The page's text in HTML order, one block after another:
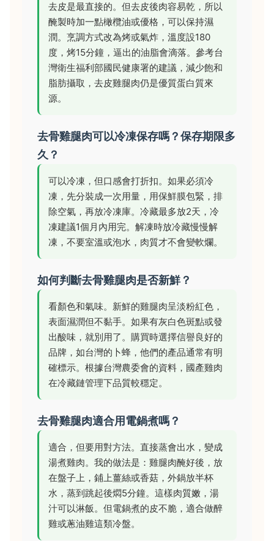
去皮是最直接的。但去皮後肉容易乾，所以
醃製時加一點橄欖油或優格，可以保持濕
潤。烹調方式改為烤或氣炸，溫度設180
度，烤15分鐘，逼出的油脂會滴落。參考台
灣衛生福利部國民健康署的建議，減少飽和
脂肪攝取，去皮雞腿肉仍是優質蛋白質來
源。
去骨雞腿肉可以冷凍保存嗎？保存期限多
久？
可以冷凍，但口感會打折扣。如果必須冷
凍，先分裝成一次用量，用保鮮膜包緊，排
除空氣，再放冷凍庫。冷藏最多放2天，冷
凍建議1個月內用完。解凍時放冷藏慢慢解
凍，不要室溫或泡水，肉質才不會變軟爛。
如何判斷去骨雞腿肉是否新鮮？
看顏色和氣味。新鮮的雞腿肉呈淡粉紅色，
表面濕潤但不黏手。如果有灰白色斑點或發
出酸味，就別用了。購買時選擇信譽良好的
品牌，如台灣的卜蜂，他們的產品通常有明
確標示。根據台灣農委會的資料，國產雞肉
在冷藏鏈管理下品質較穩定。
去骨雞腿肉適合用電鍋煮嗎？
適合，但要用對方法。直接蒸會出水，變成
湯煮雞肉。我的做法是：雞腿肉醃好後，放
在盤子上，鋪上薑絲或香菇，外鍋放半杯
水，蒸到跳起後燜5分鐘。這樣肉質嫩，湯
汁可以淋飯。但電鍋煮的皮不脆，適合做醉
雞或蔥油雞這類冷盤。